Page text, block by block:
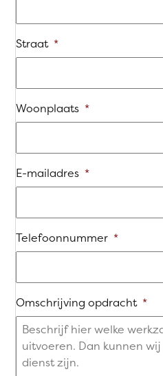
Straat *
Woonplaats *
E-mailadres *
Telefoonnummer *
Omschrijving opdracht *